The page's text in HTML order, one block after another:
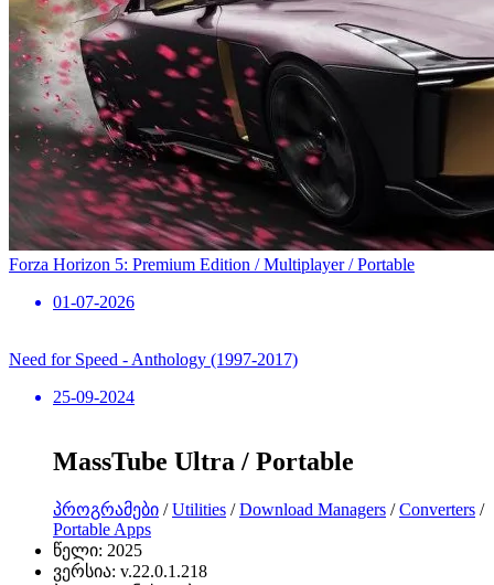
Forza Horizon 5: Premium Edition / Multiplayer / Portable
01-07-2026
Need for Speed ​​- Anthology (1997-2017)
25-09-2024
MassTube Ultra / Portable
პროგრამები /Utilities /Download Managers /Converters /
Portable Apps
წელი: 2025
ვერსია: v.22.0.1.218